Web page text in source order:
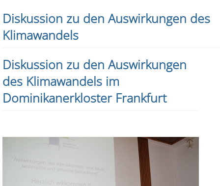
Diskussion zu den Auswirkungen des
Klimawandels
Diskussion zu den Auswirkungen
des Klimawandels im
Dominikanerkloster Frankfurt